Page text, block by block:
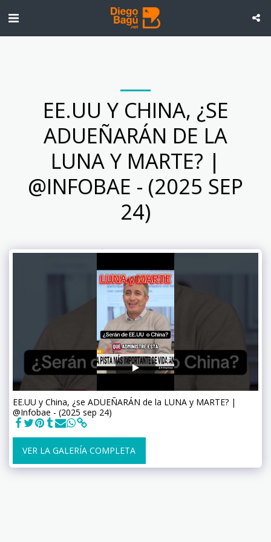
EE.UU Y CHINA, ¿SE
ADUEÑARÁN DE LA
LUNA Y MARTE? |
@INFOBAE - (2025 SEP
24)
EE.UU y China, ¿se ADUEÑARÁN de la LUNA y MARTE? |
@Infobae - (2025 sep 24)
VER LA GALERÍA COMPLETA